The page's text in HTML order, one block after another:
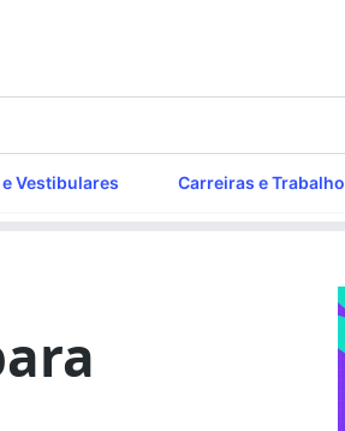
e Vestibulares Carreiras e Trabalho